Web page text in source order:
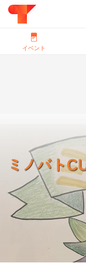
イベント